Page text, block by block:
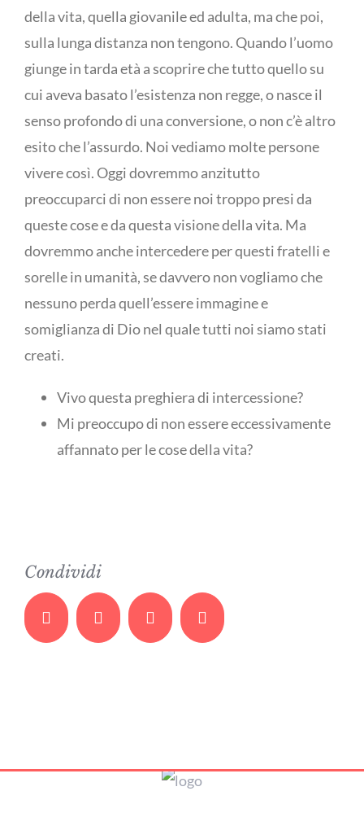
della vita, quella giovanile ed adulta, ma che poi,
sulla lunga distanza non tengono. Quando l’uomo
giunge in tarda età a scoprire che tutto quello su
cui aveva basato l’esistenza non regge, o nasce il
senso profondo di una conversione, o non c’è altro
esito che l’assurdo. Noi vediamo molte persone
vivere così. Oggi dovremmo anzitutto
preoccuparci di non essere noi troppo presi da
queste cose e da questa visione della vita. Ma
dovremmo anche intercedere per questi fratelli e
sorelle in umanità, se davvero non vogliamo che
nessuno perda quell’essere immagine e
somiglianza di Dio nel quale tutti noi siamo stati
creati.
Vivo questa preghiera di intercessione?
Mi preoccupo di non essere eccessivamente
affannato per le cose della vita?
Condividi
Facebook Twitter Whatsapp Email